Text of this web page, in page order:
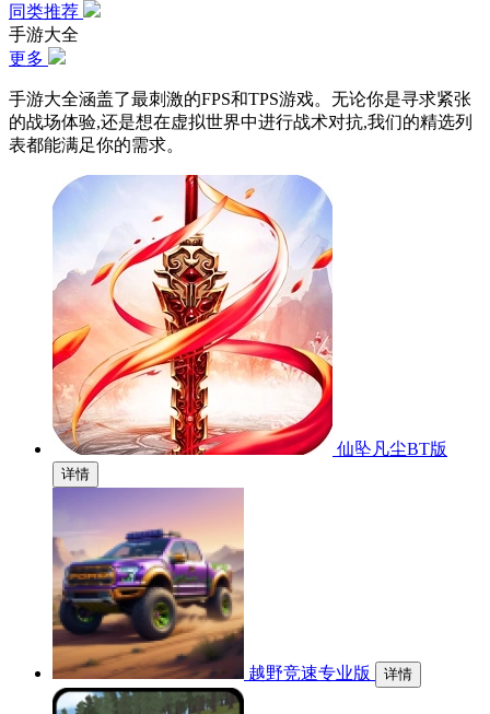
同类推荐
手游大全
更多
手游大全涵盖了最刺激的FPS和TPS游戏。无论你是寻求紧张
的战场体验,还是想在虚拟世界中进行战术对抗,我们的精选列
表都能满足你的需求。
仙坠凡尘BT版
详情
越野竞速专业版 详情